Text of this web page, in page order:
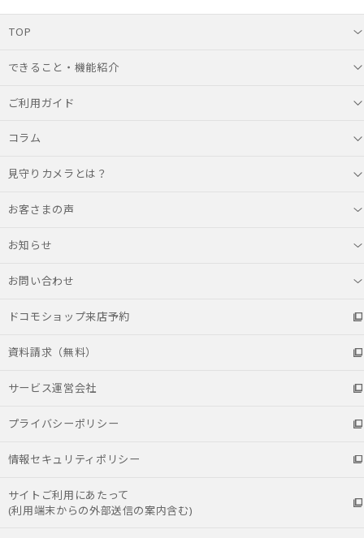
TOP
できること・機能紹介
ご利用ガイド
コラム
見守りカメラとは？
お客さまの声
お知らせ
お問い合わせ
ドコモショップ来店予約
資料請求（無料）
サービス運営会社
プライバシーポリシー
情報セキュリティポリシー
サイトご利用にあたって
(利用端末からの外部送信の案内含む)